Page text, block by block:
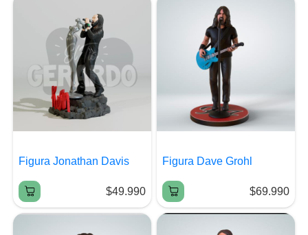
Figura Jonathan Davis
$49.990
Figura Dave Grohl
$69.990